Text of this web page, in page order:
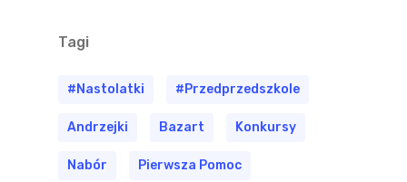
Tagi
#nastolatki #przedprzedszkole
Andrzejki Bazart Konkursy
Nabór Pierwsza Pomoc